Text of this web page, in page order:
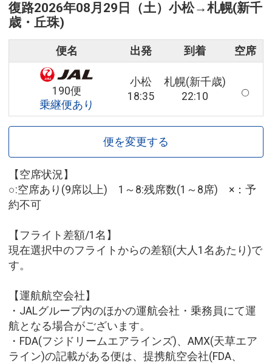
復路2026年08月29日（土） 小松→札幌(新千
歳・丘珠)
便名 出発 到着 空席
190便
乗継便あり
小松
18:35
札幌(新千歳)
22:10
便を変更する
【空席状況】
○:空席あり(9席以上) 1～8:残席数(1～8席) ×：予
約不可
【フライト差額/1名】
現在選択中のフライトからの差額(大人1名あたり)で
す。
【運航航空会社】
・JALグループ内のほかの運航会社・乗務員にて運
航となる場合がございます。
・FDA(フジドリームエアラインズ)、AMX(天草エア
ライン)の記載がある便は、提携航空会社(FDA、